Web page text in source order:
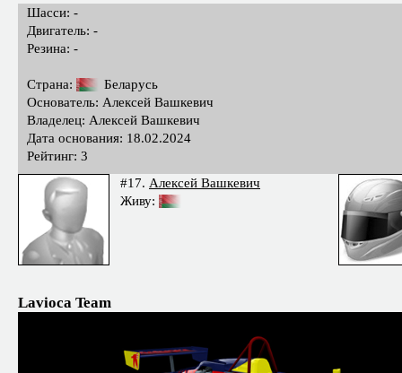
Шасси: -
Двигатель: -
Резина: -
Страна:
Беларусь
Основатель: Алексей Вашкевич
Владелец: Алексей Вашкевич
Дата основания: 18.02.2024
Рейтинг: 3
#17. Алексей Вашкевич
Живу:
Lavioca Team